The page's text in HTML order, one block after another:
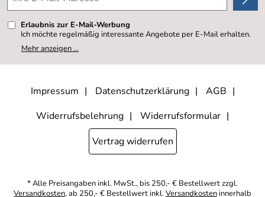
Erlaubnis zur E-Mail-Werbung
Ich möchte regelmäßig interessante Angebote per E-Mail erhalten.
Meine E-Mail-Adresse wird nicht an andere Unternehmen
weitergegeben. Zu statistischen Zwecken wird in anonymer Form
kann ich jederzeit mit Wirkung für die Zukunft widerrufen, indem ich
den Link "Abmelden" am Ende des Newsletters anklicke oder die
Datenschutzerklärung habe ich zur Kenntnis genommen.
Mehr anzeigen ...
Impressum Datenschutzerklärung
AGB
Widerrufsbelehrung
Widerrufsformular
Vertrag widerrufen
* Alle Preisangaben inkl. MwSt., bis 250,- € Bestellwert zzgl.
Versandkosten, ab 250,- € Bestellwert inkl.Versandkosten innerhalb